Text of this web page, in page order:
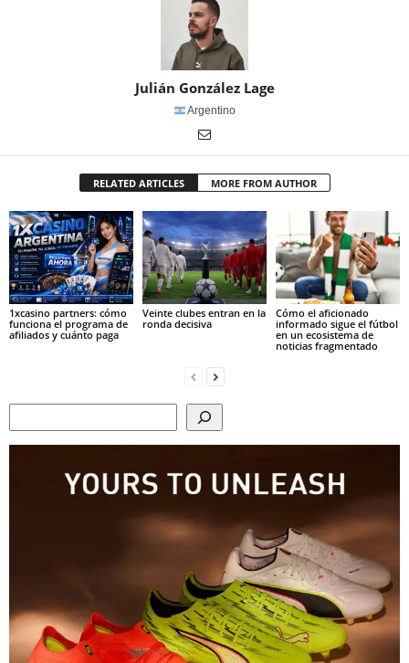
Julián González Lage
Argentino
RELATED ARTICLES MORE FROM AUTHOR
1xcasino partners: cómo
funciona el programa de
afiliados y cuánto paga
Veinte clubes entran en la
ronda decisiva
Cómo el aficionado
informado sigue el fútbol
en un ecosistema de
noticias fragmentado